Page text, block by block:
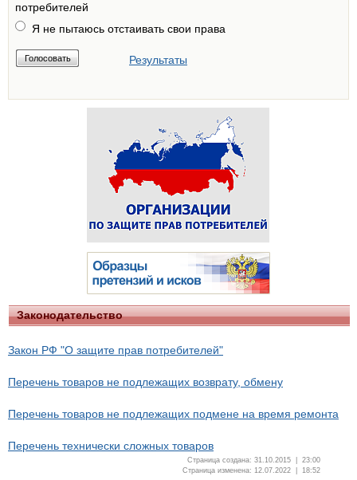
потребителей
Я не пытаюсь отстаивать свои права
Результаты
Законодательство
Закон РФ "О защите прав потребителей"
Перечень товаров не подлежащих возврату, обмену
Перечень товаров не подлежащих подмене на время ремонта
Перечень технически сложных товаров
Страница создана: 31.10.2015 | 23:00
Страница изменена: 12.07.2022 | 18:52